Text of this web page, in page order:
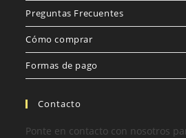
Preguntas Frecuentes
Cómo comprar
Formas de pago
Contacto
Ponte en contacto con nosotros